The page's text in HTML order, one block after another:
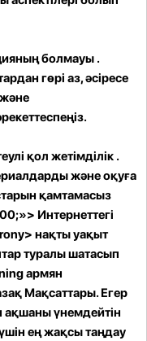
болмауы .
гөрі аз, әсіресе
және
қол жетімділік .
және оқуға
қамтамасыз
Интернеттегі
нақты уақыт
туралы шатасып
армян
Мақсаттары. Егер
ақшаны үнемдейтін
ең жақсы таңдау